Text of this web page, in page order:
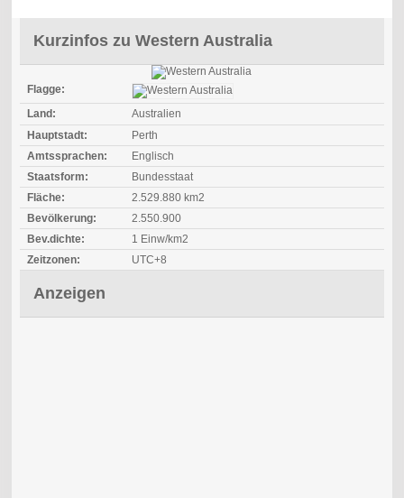
Kurzinfos zu Western Australia
Flagge:
Land:
Australien
Hauptstadt:
Perth
Amtssprachen:
Englisch
Staatsform:
Bundesstaat
Fläche:
2.529.880 km2
Bevölkerung:
2.550.900
Bev.dichte:
1 Einw/km2
Zeitzonen:
UTC+8
Anzeigen